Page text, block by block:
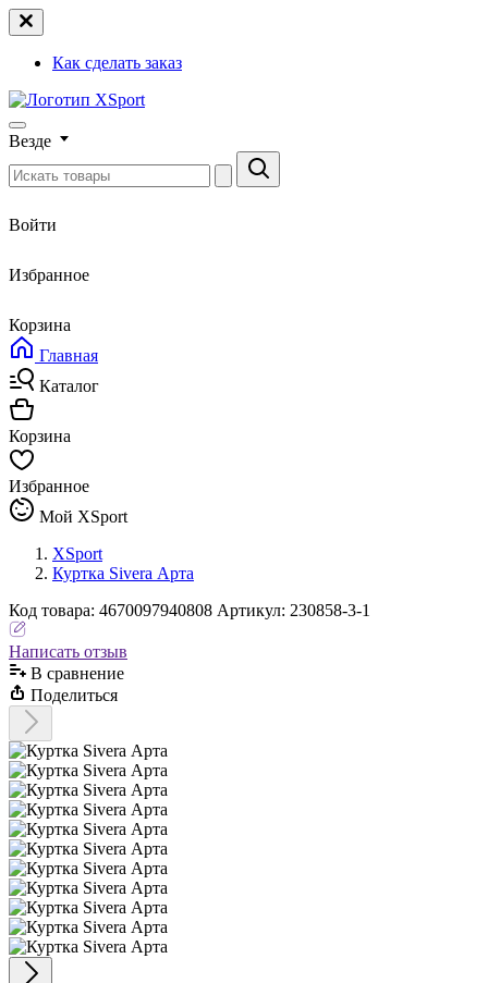
Как сделать заказ
Везде
Войти
Избранное
Корзина
Главная
Каталог
Корзина
Избранное
Мой XSport
XSport
Куртка Sivera Арта
Код товара: 4670097940808 Артикул: 230858-3-1
Написать отзыв
В сравнениe
Поделиться